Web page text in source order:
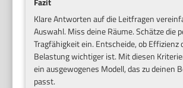
Klare Antworten auf die Leitfragen
Auswahl. Miss deine Räume. Schätze die
Tragfähigkeit ein. Entscheide, ob Effizienz
Belastung wichtiger ist. Mit diesen
ein ausgewogenes Modell, das zu deinen
passt.